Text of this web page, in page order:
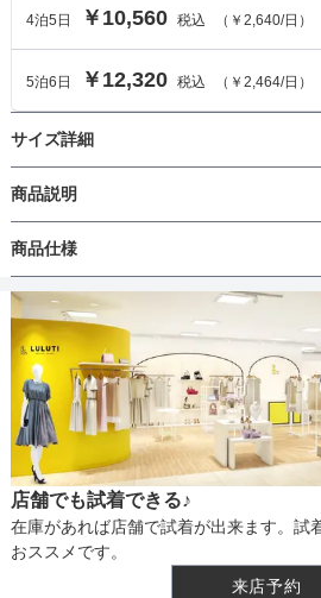
4泊5 日 ￥10,560 税込 （ ￥2,640/日）
5泊6 日 ￥12,320 税込 （ ￥2,464/日）
サイズ詳細
ワンピースのサイズ
サイズ (cm)
着丈 135
肩幅 -
そでの長さ
アームホール -
バスト 95
-
商品説明
エレガントでモードな印象の、Iラインの
肩とウエストのギャザードロストリボン
ドレープデザインで体型カバーも叶えて
ワンショルダーとしても着用が可能で、
ザインがモードな印象に。
程よくタイトなシルエットなので、大
も演出できます。
梳毛に近い風合いと見た目に仕上げた、
用。光沢があって滑らかな表情が、高級
商品仕様
丈
生地の厚さ
裏地
店舗でも試着できる♪
在庫があれば店舗で試着が出来ます。試
おススメです。
来店予約